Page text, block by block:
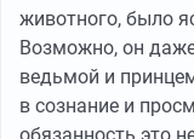
животного, было
Возможно, он
ведьмой и
в сознание и